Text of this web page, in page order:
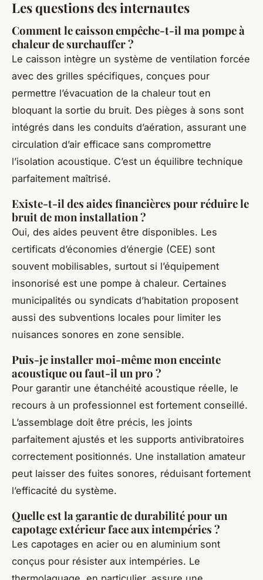
Les questions des internautes
Comment le caisson empêche-t-il ma pompe à
chaleur de surchauffer ?
Le caisson intègre un système de ventilation forcée
avec des grilles spécifiques, conçues pour
permettre l’évacuation de la chaleur tout en
bloquant la sortie du bruit. Des pièges à sons sont
intégrés dans les conduits d’aération, assurant une
circulation d’air efficace sans compromettre
l’isolation acoustique. C’est un équilibre technique
parfaitement maîtrisé.
Existe-t-il des aides financières pour réduire le
bruit de mon installation ?
Oui, des aides peuvent être disponibles. Les
certificats d’économies d’énergie (CEE) sont
souvent mobilisables, surtout si l’équipement
insonorisé est une pompe à chaleur. Certaines
municipalités ou syndicats d’habitation proposent
aussi des subventions locales pour limiter les
nuisances sonores en zone sensible.
Puis-je installer moi-même mon enceinte
acoustique ou faut-il un pro ?
Pour garantir une étanchéité acoustique réelle, le
recours à un professionnel est fortement conseillé.
L’assemblage doit être précis, les joints
parfaitement ajustés et les supports antivibratoires
correctement positionnés. Une installation amateur
peut laisser des fuites sonores, réduisant fortement
l’efficacité du système.
Quelle est la garantie de durabilité pour un
capotage extérieur face aux intempéries ?
Les capotages en acier ou en aluminium sont
conçus pour résister aux intempéries. Le